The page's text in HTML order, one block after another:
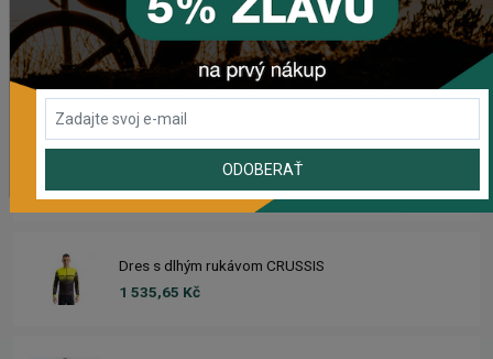
Dres CRUSSIS
Dámsky dres CRUSSIS
1 633,93 Kč
Dres s dlhým rukávom CRUSSIS
1 535,65 Kč
ODOBERAŤ